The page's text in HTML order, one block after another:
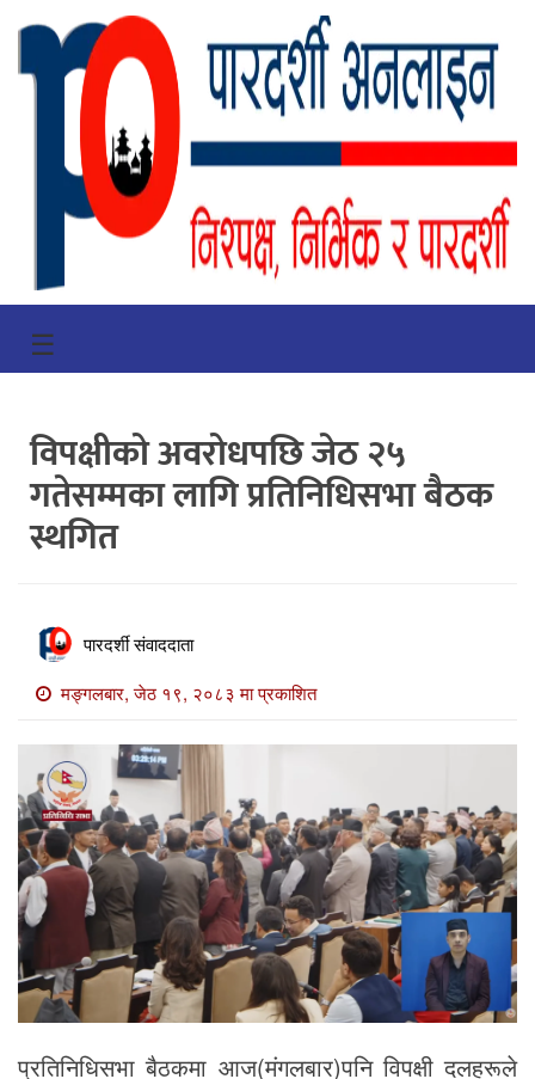
गृहपृष्ठ
भिडियो
प्रमुख
खबर
समाचार
माडी
☰
विपक्षीको अवरोधपछि जेठ २५
गतेसम्मका लागि प्रतिनिधिसभा बैठक
स्थगित
पारदर्शी संवाददाता
मङ्गलबार, जेठ १९, २०८३ मा प्रकाशित
प्रतिनिधिसभा बैठकमा आज(मंगलबार)पनि विपक्षी दलहरूले